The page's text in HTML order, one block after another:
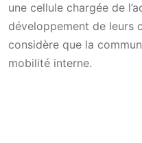
une cellule chargée de
développement de leurs
considère que la
mobilité interne.